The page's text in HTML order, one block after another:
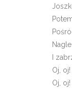
I
Oj,
Oj,